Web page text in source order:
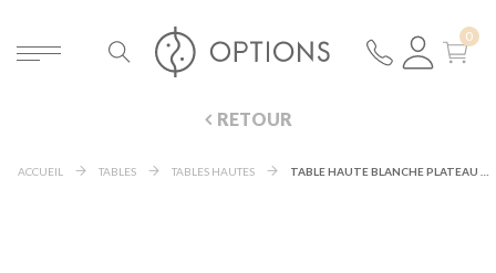
RETOUR
ACCUEIL TABLES TABLES HAUTES